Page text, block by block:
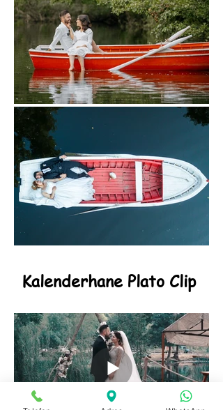
Kalenderhane Plato Clip